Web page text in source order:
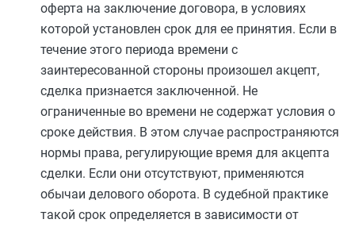
оферта на заключение договора, в условиях
которой установлен срок для ее принятия. Если в
течение этого периода времени с
заинтересованной стороны произошел акцепт,
сделка признается заключенной. Не
ограниченные во времени не содержат условия о
сроке действия. В этом случае распространяются
нормы права, регулирующие время для акцепта
сделки. Если они отсутствуют, применяются
обычаи делового оборота. В судебной практике
такой срок определяется в зависимости от